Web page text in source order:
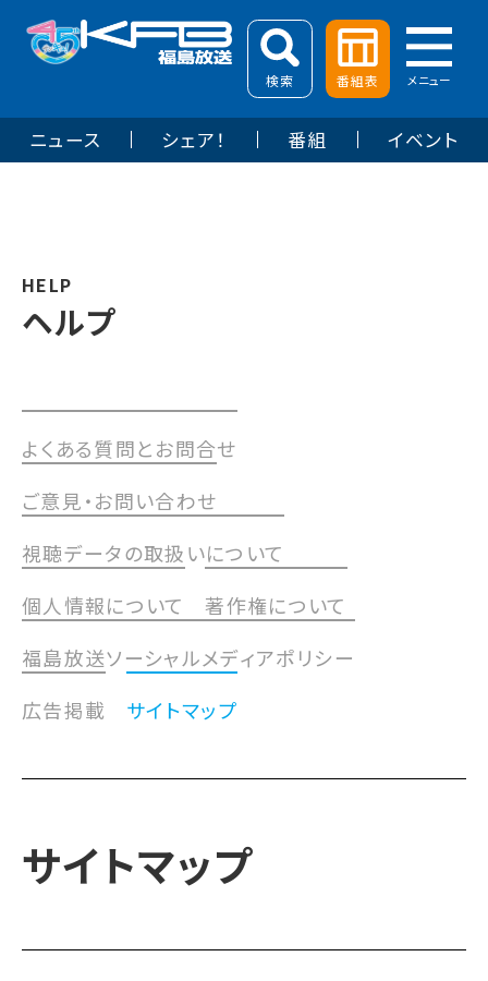
検索 番組表 メニュー
ニュース シェア！ 番組 イベント
HELP
ヘルプ
よくある質問とお問合せ
ご意見・お問い合わせ
視聴データの取扱いについて
個人情報について
著作権について
福島放送ソーシャルメディアポリシー
広告掲載
サイトマップ
サイトマップ